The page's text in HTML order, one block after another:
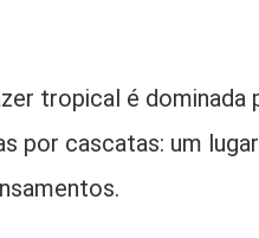
tropical é dominada
por cascatas: um